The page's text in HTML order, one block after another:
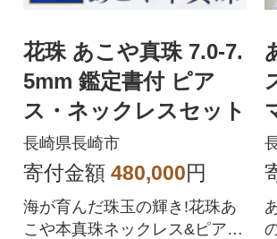
花珠 あこや真珠 7.0-7.
5mm 鑑定書付 ピア
ス・ネックレスセット
長崎県長崎市
寄付金額 480,000円
海が育んだ珠玉の輝き!花珠あ
こや本真珠ネックレス&ピアス